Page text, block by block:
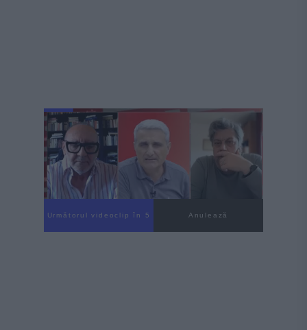
Următorul videoclip în 4 Anulează